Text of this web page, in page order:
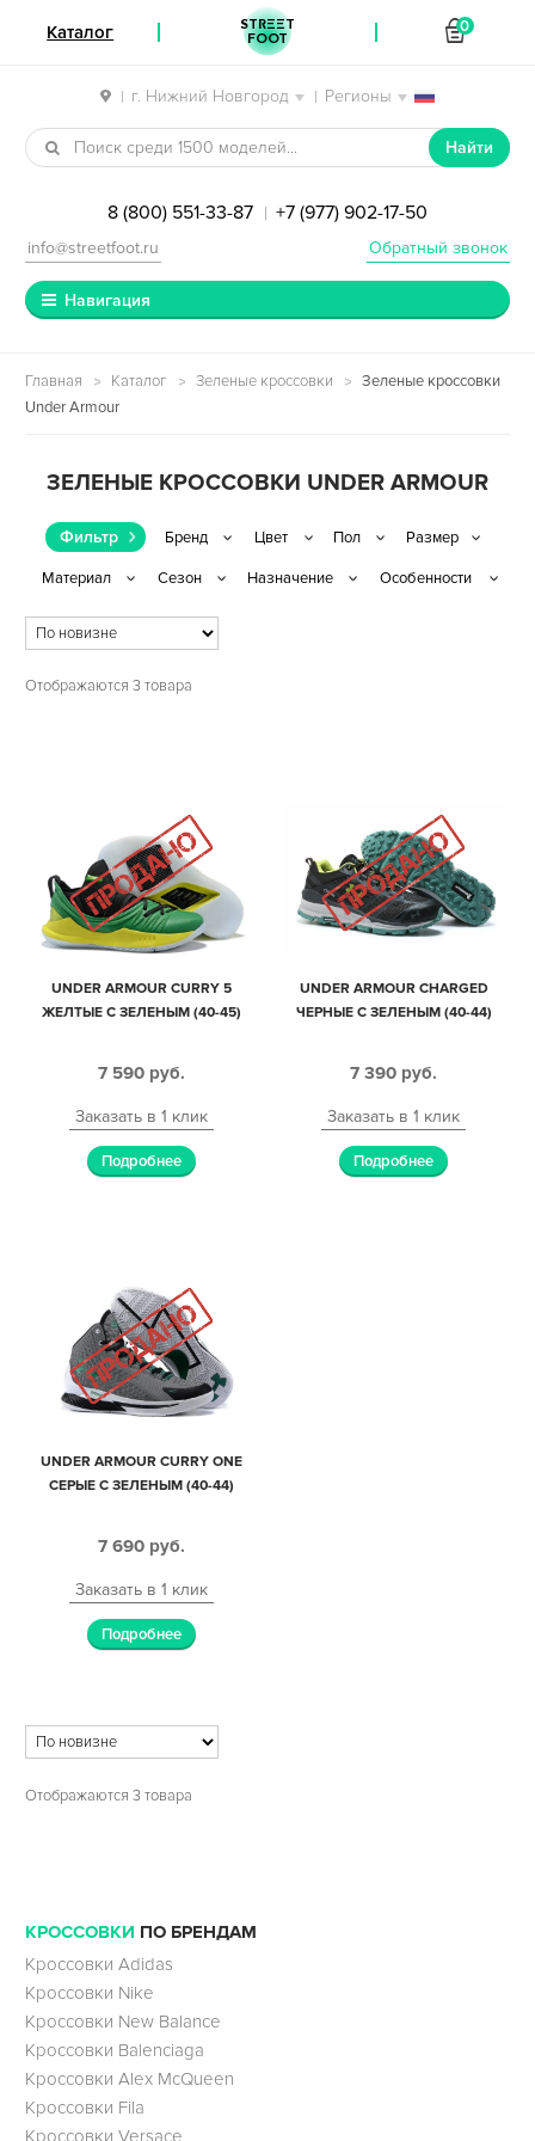
| г. Нижний Новгород | Регионы
Перейти к навигации
Перейти к содержимому
Найти
8 (800) 551-33-87 | +7 (977) 902-17-50
Обратный звонок
info@streetfoot.ru
Навигация
Главная Каталог Зеленые кроссовки
Зеленые кроссовки
Under Armour
ЗЕЛЕНЫЕ КРОССОВКИ UNDER ARMOUR
Фильтр
Отображаются 3 товара
UNDER ARMOUR CURRY 5
ЖЕЛТЫЕ С ЗЕЛЕНЫМ (40-45)
7 590 руб.
Заказать в 1 клик
Подробнее
UNDER ARMOUR CHARGED
ЧЕРНЫЕ С ЗЕЛЕНЫМ (40-44)
7 390 руб.
Заказать в 1 клик
Подробнее
UNDER ARMOUR CURRY ONE
СЕРЫЕ С ЗЕЛЕНЫМ (40-44)
7 690 руб.
Заказать в 1 клик
Подробнее
Отображаются 3 товара
КРОССОВКИ ПО БРЕНДАМ
Кроссовки Adidas
Кроссовки Nike
Кроссовки New Balance
Кроссовки Balenciaga
Кроссовки Alex McQueen
Кроссовки Fila
Кроссовки Versace
Каталог STREET
FOOT
0